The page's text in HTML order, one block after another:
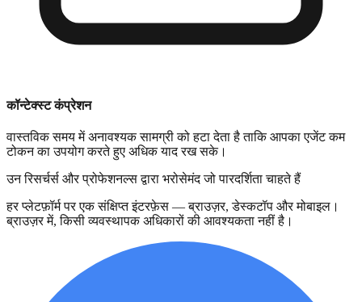
कॉन्टेक्स्ट कंप्रेशन
वास्तविक समय में अनावश्यक सामग्री को हटा देता है ताकि आपका एजेंट कम
टोकन का उपयोग करते हुए अधिक याद रख सके।
उन रिसर्चर्स और प्रोफेशनल्स द्वारा भरोसेमंद जो पारदर्शिता चाहते हैं
हर प्लेटफ़ॉर्म पर एक संक्षिप्त इंटरफ़ेस — ब्राउज़र, डेस्कटॉप और मोबाइल।
ब्राउज़र में, किसी व्यवस्थापक अधिकारों की आवश्यकता नहीं है।